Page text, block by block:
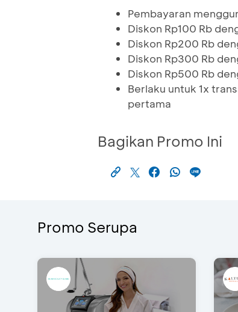
Pembayaran
Diskon Rp100 Rb
Diskon Rp200 Rb
Diskon Rp300 Rb
Diskon Rp500 Rb
Berlaku untuk 1x
pertama
Bagikan Promo Ini
Promo Serupa